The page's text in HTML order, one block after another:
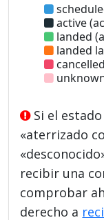
active
landed
landed
Si el
«aterrizado
recibir una
comprobar
derecho a